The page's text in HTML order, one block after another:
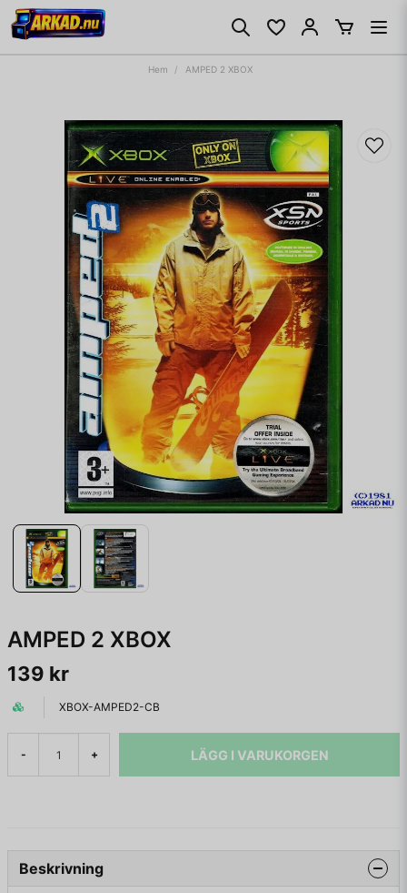
Hem AMPED 2 XBOX
AMPED 2 XBOX
139 kr
XBOX-AMPED2-CB
- + LÄGG I VARUKORGEN
Beskrivning